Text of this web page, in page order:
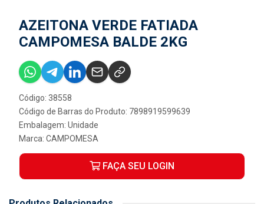
AZEITONA VERDE FATIADA
CAMPOMESA BALDE 2KG
Código: 38558
Código de Barras do Produto: 7898919599639
Embalagem: Unidade
Marca: CAMPOMESA
FAÇA SEU LOGIN